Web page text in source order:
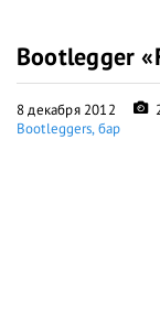
Bootlegger
8 декабря 2012
Bootleggers, бар